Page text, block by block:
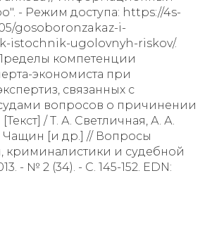
- Режим доступа: https://4s-
gosoboronzakaz-i-
istochnik-ugolovnyh-riskov/.
компетенции
экономиста при
связанных с
вопросов о причинении
/ Т. А. Светличная, А. А.
Чащин [и др.] // Вопросы
криминалистики и судебной
- № 2 (34). - С. 145-152. EDN: